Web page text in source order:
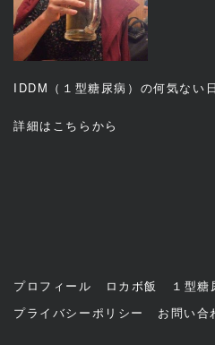
IDDM（１型糖尿病）の何気ない
詳細は こちら から
プロフィール ロカボ飯 １型糖
プライバシーポリシー
お問い合